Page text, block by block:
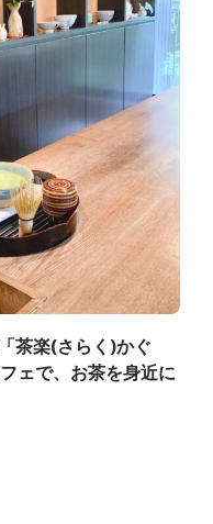
茶楽(さらく)かぐ
ェで、お茶を身近に